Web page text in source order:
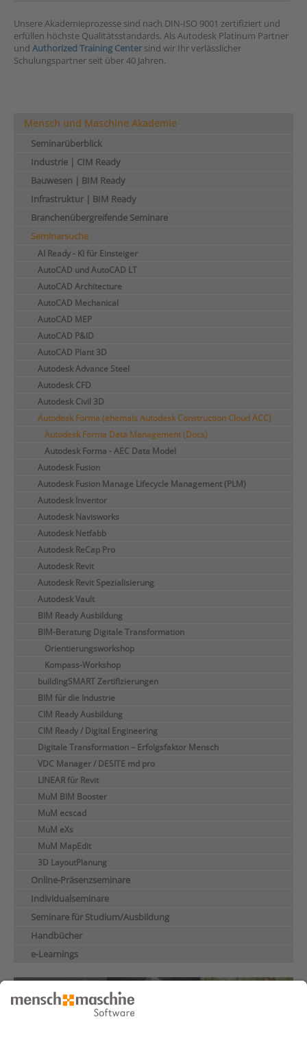
Unsere Akademieprozesse sind nach DIN-ISO 9001 zertifiziert und
erfüllen höchste Qualitätsstandards. Als Autodesk Platinum Partner
und Authorized Training Centersind wir Ihr verlässlicher
Schulungspartner seit über 40 Jahren.
Mensch und Maschine Akademie
Seminarüberblick
Industrie | CIM Ready
Bauwesen | BIM Ready
Infrastruktur | BIM Ready
Branchenübergreifende Seminare
Seminarsuche
AI Ready - KI für Einsteiger
AutoCAD und AutoCAD LT
AutoCAD Architecture
AutoCAD Mechanical
AutoCAD MEP
AutoCAD P&ID
AutoCAD Plant 3D
Autodesk Advance Steel
Autodesk CFD
Autodesk Civil 3D
Autodesk Forma (ehemals Autodesk Construction Cloud ACC)
Autodesk Forma Data Management (Docs)
Autodesk Forma - AEC Data Model
Autodesk Fusion
Autodesk Fusion Manage Lifecycle Management (PLM)
Autodesk Inventor
Autodesk Navisworks
Autodesk Netfabb
Autodesk ReCap Pro
Autodesk Revit
Autodesk Revit Spezialisierung
Autodesk Vault
BIM Ready Ausbildung
BIM-Beratung Digitale Transformation
Orientierungsworkshop
Kompass-Workshop
buildingSMART Zertifizierungen
BIM für die Industrie
CIM Ready Ausbildung
CIM Ready / Digital Engineering
Digitale Transformation – Erfolgsfaktor Mensch
VDC Manager / DESITE md pro
LINEAR für Revit
MuM BIM Booster
MuM ecscad
MuM eXs
MuM MapEdit
3D LayoutPlanung
Online-Präsenzseminare
Individualseminare
Seminare für Studium/Ausbildung
Handbücher
e-Learnings